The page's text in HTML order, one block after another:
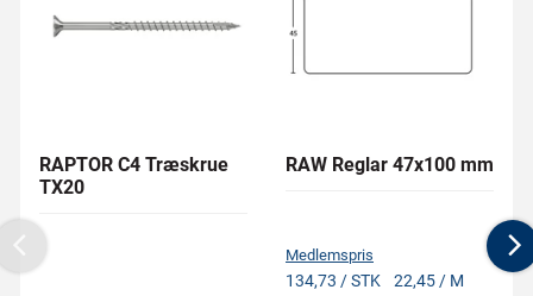
RAPTOR C4 Træskrue
TX20
RAW Reglar 47x100 mm
Medlemspris
134,73 / STK 22,45 / M
Previous